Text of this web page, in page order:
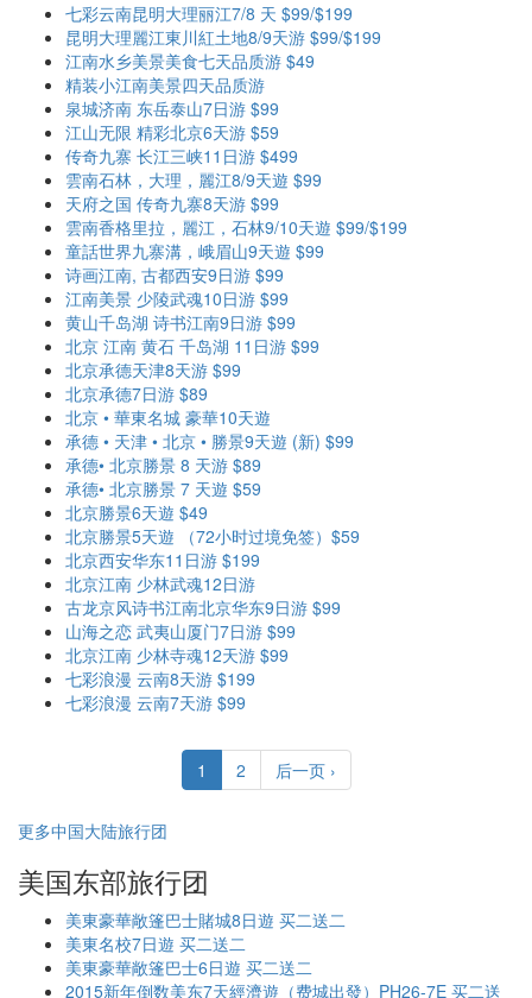
七彩云南昆明大理丽江7/8 天 $99/$199
昆明大理麗江東川紅土地8/9天游 $99/$199
江南水乡美景美食七天品质游 $49
精装小江南美景四天品质游
泉城济南 东岳泰山7日游 $99
江山无限 精彩北京6天游 $59
传奇九寨 长江三峡11日游 $499
雲南石林，大理，麗江8/9天遊 $99
天府之国 传奇九寨8天游 $99
雲南香格里拉，麗江，石林9/10天遊 $99/$199
童話世界九寨溝，峨眉山9天遊 $99
诗画江南, 古都西安9日游 $99
江南美景 少陵武魂10日游 $99
黄山千岛湖 诗书江南9日游 $99
北京 江南 黄石 千岛湖 11日游 $99
北京承德天津8天游 $99
北京承德7日游 $89
北京 • 華東名城 豪華10天遊
承德 • 天津 • 北京 • 勝景9天遊 (新) $99
承德• 北京勝景 8 天游 $89
承德• 北京勝景 7 天遊 $59
北京勝景6天遊 $49
北京勝景5天遊 （72小时过境免签）$59
北京西安华东11日游 $199
北京江南 少林武魂12日游
古龙京风诗书江南北京华东9日游 $99
山海之恋 武夷山厦门7日游 $99
北京江南 少林寺魂12天游 $99
七彩浪漫 云南8天游 $199
七彩浪漫 云南7天游 $99
1 2 后一页 ›
更多中国大陆旅行团
美国东部旅行团
美東豪華敞篷巴士賭城8日遊 买二送二
美東名校7日遊 买二送二
美東豪華敞篷巴士6日遊 买二送二
2015新年倒数美东7天經濟遊（费城出發）PH26-7E 买二送